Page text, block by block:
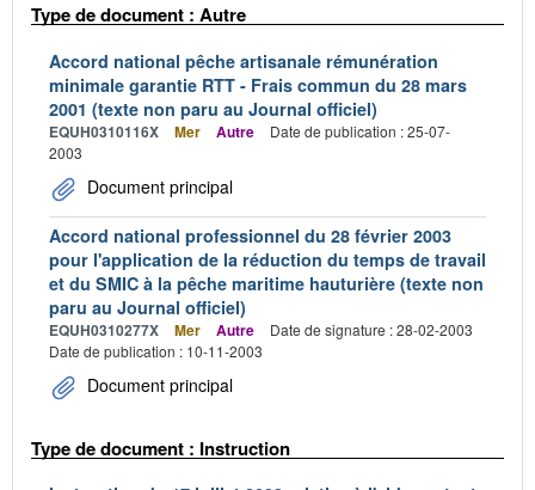
Type de document : Autre
Accord national pêche artisanale rémunération
minimale garantie RTT - Frais commun du 28 mars
2001 (texte non paru au Journal officiel)
EQUH0310116X Mer Autre
Date de publication : 25-07-
2003
Document principal
Accord national professionnel du 28 février 2003
pour l'application de la réduction du temps de travail
et du SMIC à la pêche maritime hauturière (texte non
paru au Journal officiel)
EQUH0310277X Mer Autre
Date de signature : 28-02-2003
Date de publication : 10-11-2003
Document principal
Type de document : Instruction